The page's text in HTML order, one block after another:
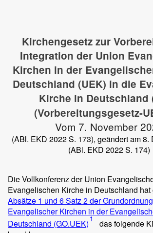
Kirchengesetz zur
Integration der Union
Kirchen in der
Deutschland (UEK) in die
Kirche in Deutschland
(Vorbereitungsgesetz-
Vom 7. November
(ABl. EKD 2022 S. 173), geändert am 8.
(ABl. EKD 2022 S. 174)
Die Vollkonferenz der Union
Evangelischen Kirche in Deutschland hat
Absätze 1 und 6 Satz 2 der
Evangelischer Kirchen in der
Deutschland (GO.UEK)1
das folgende